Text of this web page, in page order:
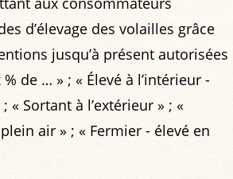
d’élevage des volailles grâce
jusqu’à présent autorisées
de … » ; « Élevé à l’intérieur -
« Sortant à l’extérieur » ; «
air » ; « Fermier - élevé en